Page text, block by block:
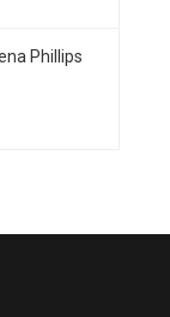
Phillips